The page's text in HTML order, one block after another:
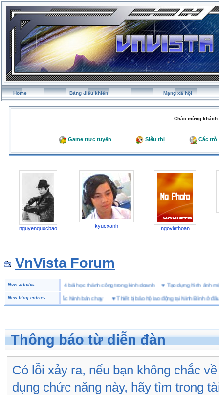
Home Bảng điều khiển Mạng xã hội
Chào mừng khách
Game trực tuyến Siêu thị Các trò
nguyenquocbao kyucxanh ngoviethoan
VnVista Forum
New articles
“đặc biệt” của Microsoft ♥4 bài học thành công trong kinh doanh♥Tạo dựng hình
New blog entries
giày bảo hộ tại Bắc Ninh bán chạy♥ Thiết bị bảo hộ lao động tại Ninh Bình ở đâu
Thông báo từ diễn đàn
Có lỗi xảy ra, nếu bạn không chắc
dụng chức năng này, hãy tìm trong